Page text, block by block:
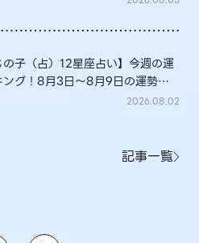
の子（占）12星座占い】今週の運
ング！8月3日～8月9日の運勢
2026.08.02
記事一覧